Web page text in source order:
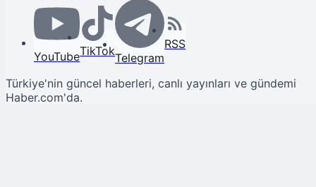
YouTubeTikTokTelegram
RSS
Türkiye'nin güncel haberleri, canlı yayınları ve gündemi
Haber.com'da.